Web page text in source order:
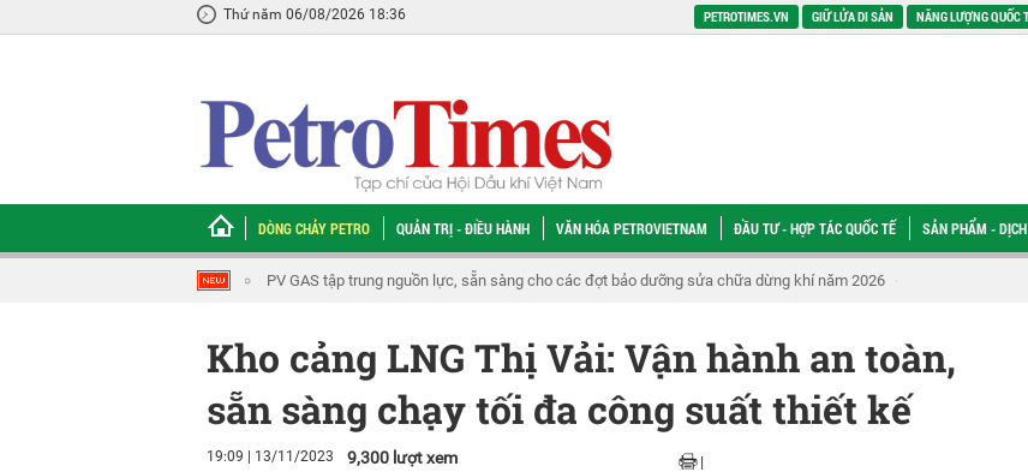
Thứ năm 06/08/2026 18:36 PETROTIMES.VN GIỮ LỬA DI SẢN NĂNG LƯỢNG QUỐC
DÒNG CHẢY PETRO QUẢN TRỊ - ĐIỀU HÀNH VĂN HÓA PETROVIETNAM ĐẦU TƯ - HỢP TÁC QUỐC TẾ SẢN PHẨM -
[Infographic] Petrovietnam gìn giữ văn hóa "Nghĩa tình" từ sự quan tâm tới người lao động hưu trí Để doanh
Kho cảng LNG Thị Vải: Vận hành an toàn,
sẵn sàng chạy tối đa công suất thiết kế
19:09 | 13/11/2023 9,300 lượt xem |